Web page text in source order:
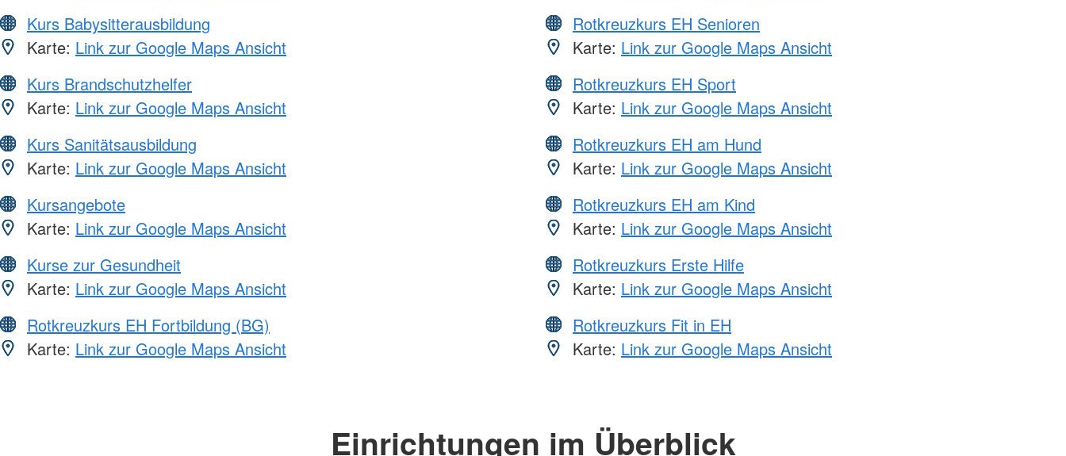
Kurs Babysitterausbildung
Karte: Link zur Google Maps Ansicht
Kurs Brandschutzhelfer
Karte: Link zur Google Maps Ansicht
Kurs Sanitätsausbildung
Karte: Link zur Google Maps Ansicht
Kursangebote
Karte: Link zur Google Maps Ansicht
Kurse zur Gesundheit
Karte: Link zur Google Maps Ansicht
Rotkreuzkurs EH Fortbildung (BG)
Karte: Link zur Google Maps Ansicht
Rotkreuzkurs EH Senioren
Karte: Link zur Google Maps Ansicht
Rotkreuzkurs EH Sport
Karte: Link zur Google Maps Ansicht
Rotkreuzkurs EH am Hund
Karte: Link zur Google Maps Ansicht
Rotkreuzkurs EH am Kind
Karte: Link zur Google Maps Ansicht
Rotkreuzkurs Erste Hilfe
Karte: Link zur Google Maps Ansicht
Rotkreuzkurs Fit in EH
Karte: Link zur Google Maps Ansicht
Einrichtungen im Überblick